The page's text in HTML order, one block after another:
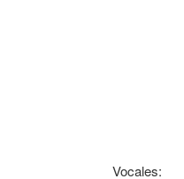
Vocales: